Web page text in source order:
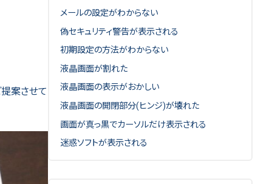
案させて
メールの設定がわからない
偽セキュリティ警告が表示される
初期設定の方法がわからない
液晶画面が割れた
液晶画面の表示がおかしい
液晶画面の開閉部分(ヒンジ)が壊れた
画面が真っ黒でカーソルだけ表示される
迷惑ソフトが表示される